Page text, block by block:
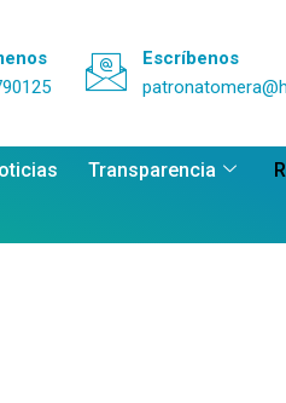
Escríbenos
Transparencia